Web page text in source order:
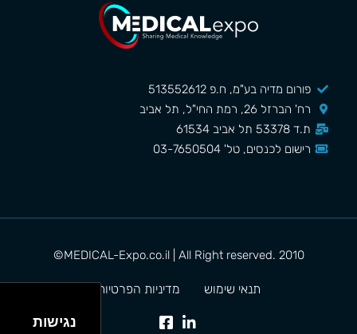
פורום מדיה בע"מ, ח.פ 513552612
רח' הברזל 26, רמת החי"ל, תל אביב
ת.ד 53378 תל אביב 61534
רישום לכנסים, טל' 03-7650504
MEDICAL-Expo.co.il | All Right reserved. 2010©
תנאי שימוש מדיניות הפרטיות
נגישות